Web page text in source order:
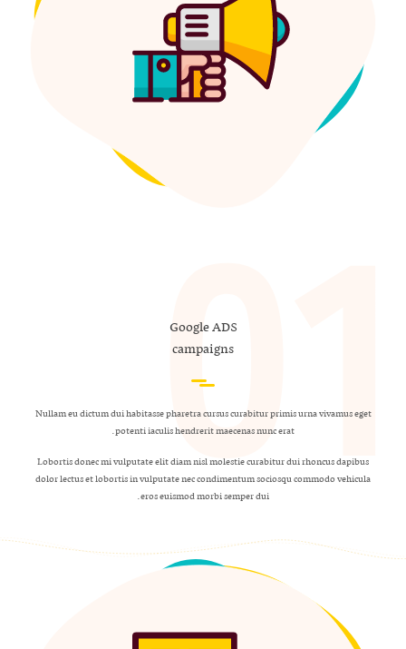
Google ADS
campaigns
Nullam eu dictum dui habitasse pharetra cursus curabitur primis urna vivamus eget
potenti iaculis hendrerit maecenas nunc erat.
Lobortis donec mi vulputate elit diam nisl molestie curabitur dui rhoncus dapibus
dolor lectus et lobortis in vulputate nec condimentum sociosqu commodo vehicula
eros euismod morbi semper dui.